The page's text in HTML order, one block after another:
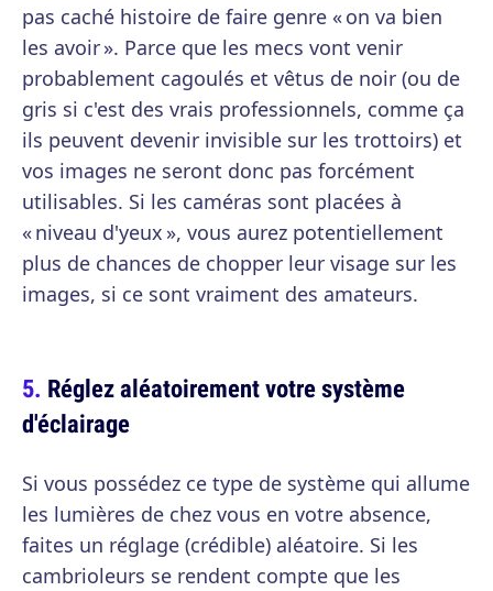
pas caché histoire de faire genre « on va bien
les avoir ». Parce que les mecs vont venir
probablement cagoulés et vêtus de noir (ou de
gris si c'est des vrais professionnels, comme ça
ils peuvent devenir invisible sur les trottoirs) et
vos images ne seront donc pas forcément
utilisables. Si les caméras sont placées à
« niveau d'yeux », vous aurez potentiellement
plus de chances de chopper leur visage sur les
images, si ce sont vraiment des amateurs.
Réglez aléatoirement votre système
d'éclairage
Si vous possédez ce type de système qui allume
les lumières de chez vous en votre absence,
faites un réglage (crédible) aléatoire. Si les
cambrioleurs se rendent compte que les